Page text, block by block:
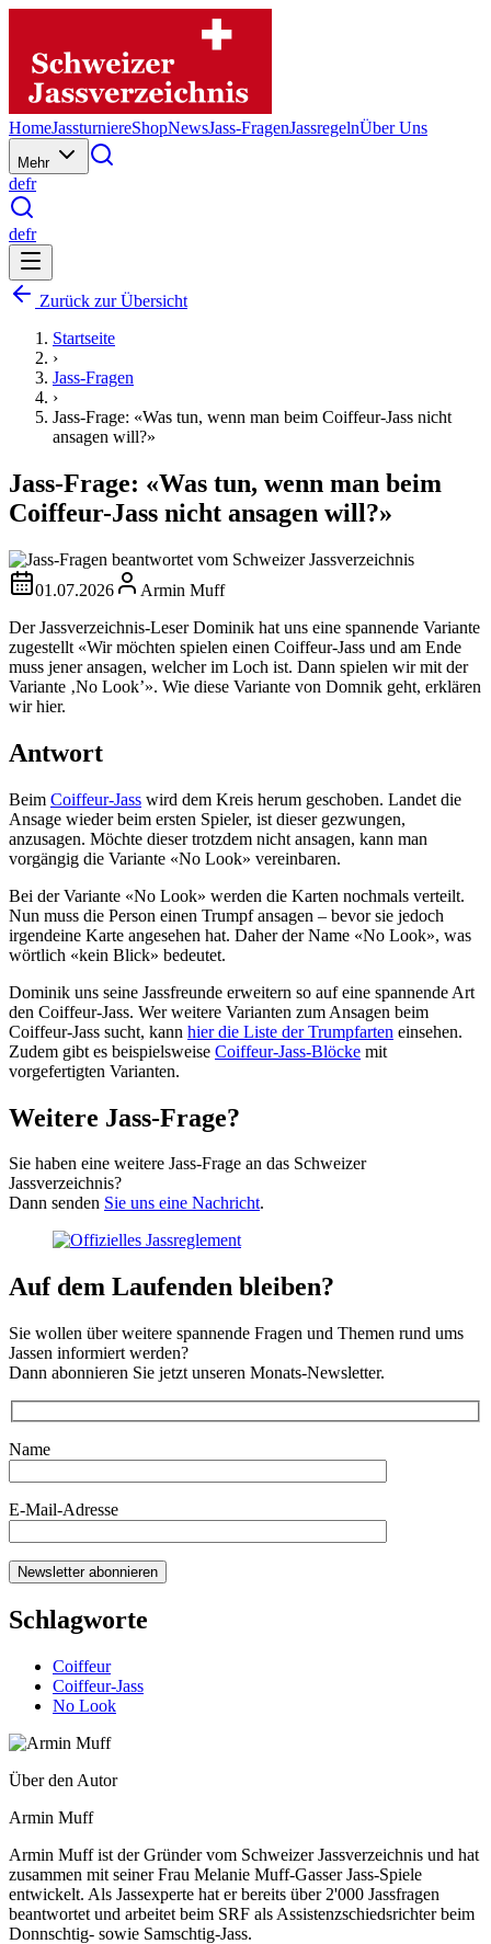
HomeJassturniereShopNewsJass-FragenJassregelnÜber Uns
Mehr
defr
defr
Zurück zur Übersicht
Startseite
›
Jass-Fragen
›
Jass-Frage: «Was tun, wenn man beim Coiffeur-Jass nicht
ansagen will?»
Jass-Frage: «Was tun, wenn man beim
Coiffeur-Jass nicht ansagen will?»
01.07.2026
Armin Muff
Der Jassverzeichnis-Leser Dominik hat uns eine spannende Variante
zugestellt «Wir möchten spielen einen Coiffeur-Jass und am Ende
muss jener ansagen, welcher im Loch ist. Dann spielen wir mit der
Variante ‚No Look’». Wie diese Variante von Domnik geht, erklären
wir hier.
Antwort
Beim Coiffeur-Jass wird dem Kreis herum geschoben. Landet die
Ansage wieder beim ersten Spieler, ist dieser gezwungen,
anzusagen. Möchte dieser trotzdem nicht ansagen, kann man
vorgängig die Variante «No Look» vereinbaren.
Bei der Variante «No Look» werden die Karten nochmals verteilt.
Nun muss die Person einen Trumpf ansagen – bevor sie jedoch
irgendeine Karte angesehen hat. Daher der Name «No Look», was
wörtlich «kein Blick» bedeutet.
Dominik uns seine Jassfreunde erweitern so auf eine spannende Art
den Coiffeur-Jass. Wer weitere Varianten zum Ansagen beim
Coiffeur-Jass sucht, kann hier die Liste der Trumpfarten einsehen.
Zudem gibt es beispielsweise Coiffeur-Jass-Blöcke mit
vorgefertigten Varianten.
Weitere Jass-Frage?
Sie haben eine weitere Jass-Frage an das Schweizer
Jassverzeichnis?
Dann senden Sie uns eine Nachricht.
Auf dem Laufenden bleiben?
Sie wollen über weitere spannende Fragen und Themen rund ums
Jassen informiert werden?
Dann abonnieren Sie jetzt unseren Monats-Newsletter.
Name
E-Mail-Adresse
Schlagworte
Coiffeur
Coiffeur-Jass
No Look
Über den Autor
Armin Muff
Armin Muff ist der Gründer vom Schweizer Jassverzeichnis und hat
zusammen mit seiner Frau Melanie Muff-Gasser Jass-Spiele
entwickelt. Als Jassexperte hat er bereits über 2'000 Jassfragen
beantwortet und arbeitet beim SRF als Assistenzschiedsrichter beim
Donnschtig- sowie Samschtig-Jass.